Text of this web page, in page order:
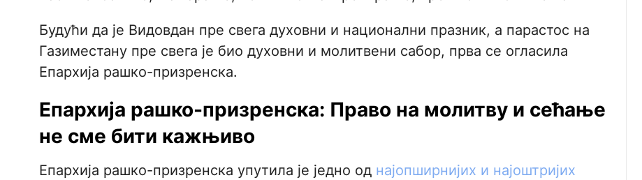
Будући да је Видовдан пре свега духовни и национални празник, а парастос на
Газиместану пре свега је био духовни и молитвени сабор, прва се огласила
Епархија рашко-призренска.
Епархија рашко-призренска: Право на молитву и сећање
не сме бити кажњиво
Епархија рашко-призренска упутила је једно од најопширнијих и најоштријих